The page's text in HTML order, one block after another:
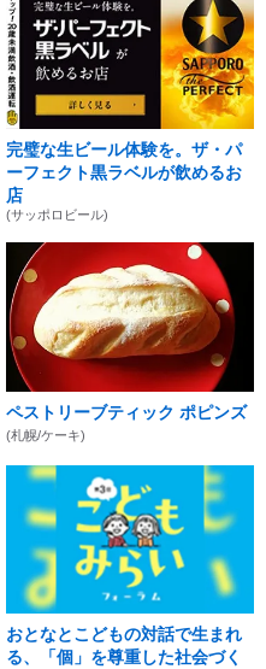
完璧な生ビール体験を。ザ・パ
ーフェクト黒ラベルが飲めるお
店
(サッポロビール)
ペストリーブティック ポピンズ
(札幌/ケーキ)
おとなとこどもの対話で生まれ
る、「個」を尊重した社会づく